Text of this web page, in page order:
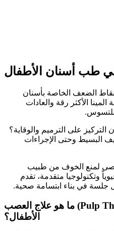
في طب أسنان الأطفال
الضعف الخاصة بأسنان
الأكثر رقة والعادات
للتسوس.
على الترميم والوقاية؟
البسيط وحتى الإجراءات
لمنع الخوف من طبيب
وتكنولوجيا متقدمة، تقدم
جلسة في بناء ابتسامة صحية.
ما هو علاج العصب (Pulp Therapy) في طب أسنان
الأطفال؟